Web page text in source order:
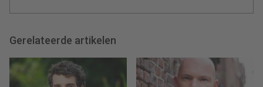
Gerelateerde artikelen